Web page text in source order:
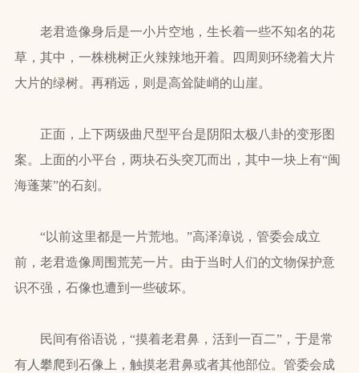
老君造像身后是一小片空地，生长着一些不知名的花
草，其中，一株桃树正火辣辣地开着。四周则环绕着大片
大片的绿树。再稍远，则是高耸陡峭的山崖。
正面，上下两级曲尺型平台是阴阳太极八卦的变形图
案。上面的小平台，两块石头突兀而出，其中一块上有“闽
海蓬莱”的石刻。
“以前这里都是一片荒地。”高泽漳说，管委会成立
前，老君造像周围荒芜一片。由于当时人们的文物保护意
识不强，石像也遭到一些破坏。
民间有俗语说，“摸着老君鼻，活到一百二”，于是常
有人攀爬到石像上，触摸老君鼻或者其他部位。管委会成